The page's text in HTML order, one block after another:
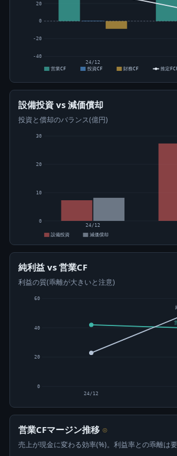
-40
-20
0
20
24/12
営業CF
投資CF 財務CF 推定
設備投資 vs 減価償却
投資と償却のバランス(億円)
0
10
20
30
24/12
設備投資
減価償却
純利益 vs 営業CF
利益の質(乖離が大きいと注意)
0
20
40
60
24/12
営業CFマージン推移 ⊙
売上が現金に変わる効率(%)。利益率との乖離は